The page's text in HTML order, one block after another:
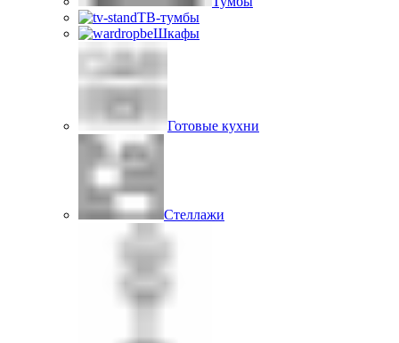
ТВ-тумбы
Шкафы
Готовые кухни
Стеллажи